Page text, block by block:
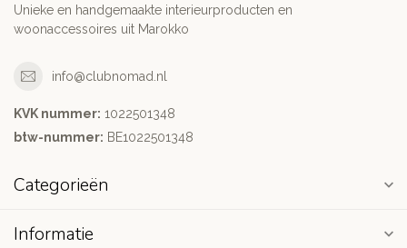
Unieke en handgemaakte interieurproducten en
woonaccessoires uit Marokko
info@clubnomad.nl
KVK nummer: 1022501348
btw-nummer: BE1022501348
Categorieën
Informatie